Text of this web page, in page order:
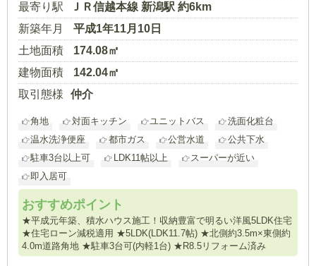
最寄り駅
ＪＲ信越本線 新潟駅 約6km
新築年月
平成1年11月10日
土地面積
174.08㎡
建物面積
142.04㎡
取引態様
仲介
角地 対面キッチン ユニットバス
洗面化粧台
温水洗浄便座
都市ガス 公営水道
公共下水
駐車3台以上可
LDK11帖以上
スーパーが近い
即入居可
おすすめポイント
★平成元年築、積水ハウス施工！収納豊富で明るい洋風5LDK住宅
★住宅ローン減税適用 ★5LDK(LDK11.7帖) ★北側約3.5m×東側約
4.0m道路角地 ★駐車3台可(内軽1台) ★R8.5リフォーム済み